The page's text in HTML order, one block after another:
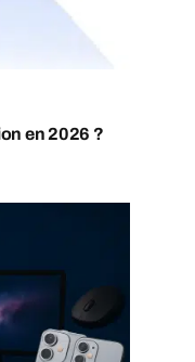
en 2026 ?